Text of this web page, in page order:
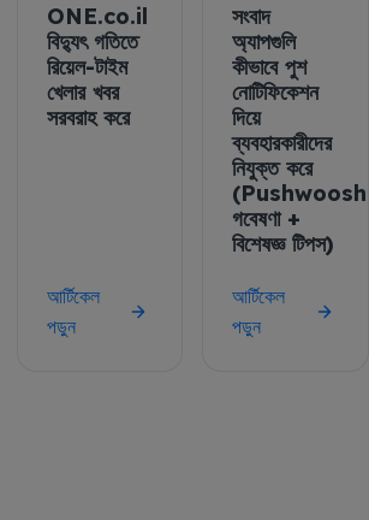
ONE.co.il
বিদ্যুৎ গতিতে
রিয়েল-টাইম
খেলার খবর
সরবরাহ করে
আর্টিকেল
পড়ুন
সংবাদ
অ্যাপগুলি
কীভাবে পুশ
নোটিফিকেশন
দিয়ে
ব্যবহারকারীদের
নিযুক্ত করে
(Pushwoosh
গবেষণা +
বিশেষজ্ঞ টিপস)
আর্টিকেল
পড়ুন